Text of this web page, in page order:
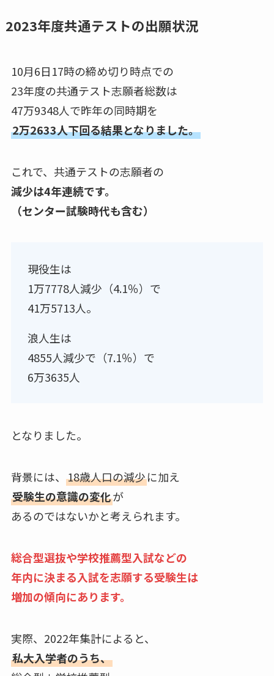
2023年度共通テストの出願状況
10月6日17時の締め切り時点での
23年度の共通テスト志願者総数は
47万9348人で昨年の同時期を
2万2633人下回る結果となりました。
これで、共通テストの志願者の
減少は4年連続です。
（センター試験時代も含む）
現役生は
1万7778人減少（4.1％）で
41万5713人。
浪人生は
4855人減少で（7.1％）で
6万3635人
となりました。
背景には、 18歳人口の減少に加え
受験生の意識の変化が
あるのではないかと考えられます。
総合型選抜や学校推薦型入試などの
年内に決まる入試を志願する受験生は
増加の傾向にあります。
実際、2022年集計によると、
私大入学者のうち、